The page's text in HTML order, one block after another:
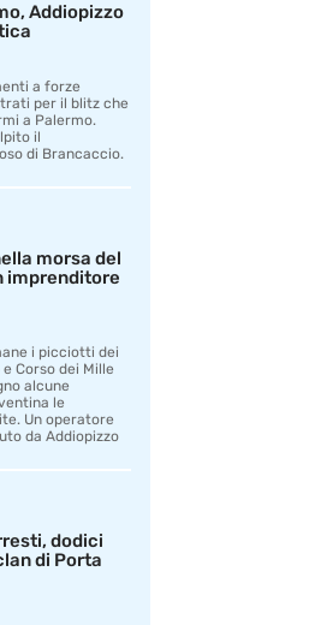
Addiopizzo
a forze
per il blitz che
a Palermo.
il
di Brancaccio.
morsa del
imprenditore
i picciotti dei
Corso dei Mille
alcune
le
Un operatore
da Addiopizzo
dodici
di Porta